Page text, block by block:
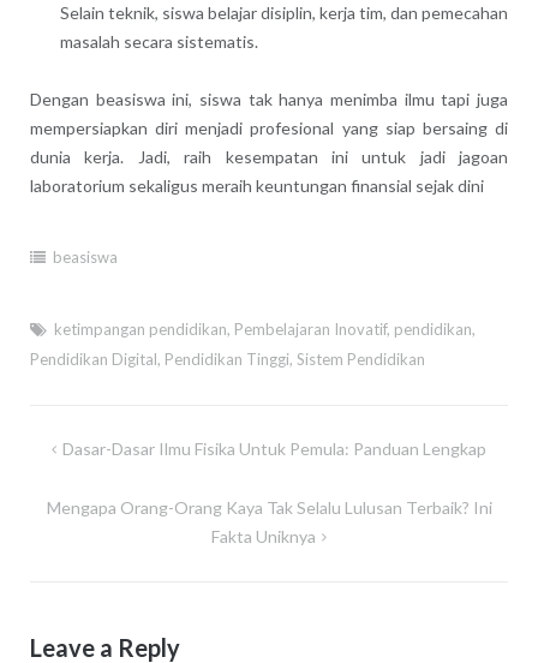
Selain teknik, siswa belajar disiplin, kerja tim, dan pemecahan
masalah secara sistematis.
Dengan beasiswa ini, siswa tak hanya menimba ilmu tapi juga
mempersiapkan diri menjadi profesional yang siap bersaing di
dunia kerja. Jadi, raih kesempatan ini untuk jadi jagoan
laboratorium sekaligus meraih keuntungan finansial sejak dini
beasiswa
ketimpangan pendidikan, Pembelajaran Inovatif, pendidikan,
Pendidikan Digital, Pendidikan Tinggi, Sistem Pendidikan
PostDasar-Dasar Ilmu Fisika Untuk Pemula: Panduan Lengkap
Mengapa Orang-Orang Kaya Tak Selalu Lulusan Terbaik? Ini
Fakta Uniknya
Leave a Reply